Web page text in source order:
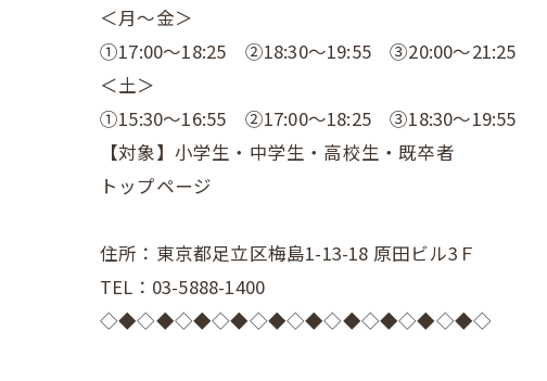
＜月～金＞
①17:00～18:25 ②18:30～19:55 ③20:00～21:25
＜土＞
①15:30～16:55 ②17:00～18:25 ③18:30～19:55
【対象】小学生・中学生・高校生・既卒者
トップページ
住所：東京都足立区梅島1-13-18 原田ビル3Ｆ
TEL：03-5888-1400
◇◆◇◆◇◆◇◆◇◆◇◆◇◆◇◆◇◆◇◆◇